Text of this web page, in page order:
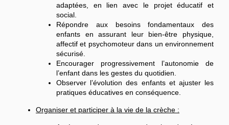
adaptées, en lien avec le projet éducatif et
social.
Répondre aux besoins fondamentaux des
enfants en assurant leur bien-être physique,
affectif et psychomoteur dans un environnement
sécurisé.
Encourager progressivement l’autonomie de
l’enfant dans les gestes du quotidien.
Observer l’évolution des enfants et ajuster les
pratiques éducatives en conséquence.
Organiser et participer à la vie de la crèche :